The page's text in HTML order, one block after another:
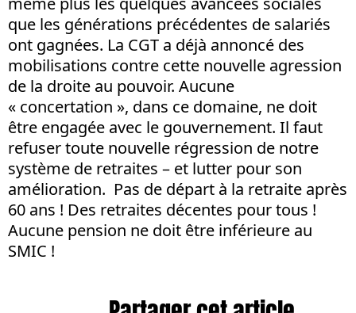
que les générations précédentes de salariés
ont gagnées. La CGT a déjà annoncé des
mobilisations contre cette nouvelle agression
de la droite au pouvoir. Aucune
« concertation », dans ce domaine, ne doit
être engagée avec le gouvernement. Il faut
refuser toute nouvelle régression de notre
système de retraites – et lutter pour son
amélioration. Pas de départ à la retraite après
60 ans ! Des retraites décentes pour tous !
Aucune pension ne doit être inférieure au
SMIC !